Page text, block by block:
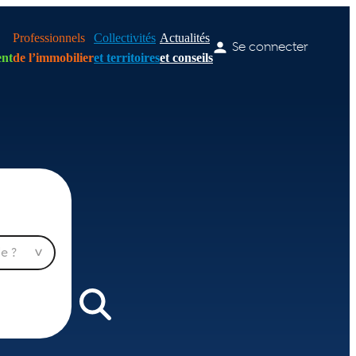
Professionnels
de l’immobilier
Collectivités
et territoires
Actualités
et conseils
Se connecter